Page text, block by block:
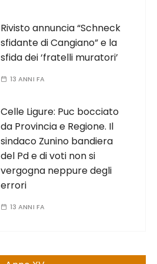
Rivisto annuncia “Schneck
sfidante di Cangiano” e la
sfida dei ‘fratelli muratori’
13 ANNI FA
Celle Ligure: Puc bocciato
da Provincia e Regione. Il
sindaco Zunino bandiera
del Pd e di voti non si
vergogna neppure degli
errori
13 ANNI FA